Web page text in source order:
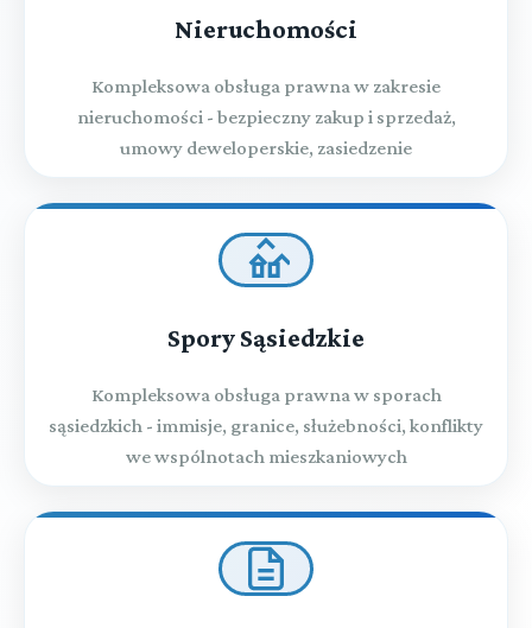
Nieruchomości
Kompleksowa obsługa prawna w zakresie
nieruchomości - bezpieczny zakup i sprzedaż,
umowy deweloperskie, zasiedzenie
Spory Sąsiedzkie
Kompleksowa obsługa prawna w sporach
sąsiedzkich - immisje, granice, służebności, konflikty
we wspólnotach mieszkaniowych